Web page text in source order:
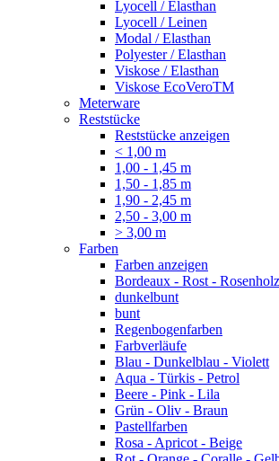
Lyocell / Elasthan
Lyocell / Leinen
Modal / Elasthan
Polyester / Elasthan
Viskose / Elasthan
Viskose EcoVeroTM
Meterware
Reststücke
Reststücke anzeigen
< 1,00 m
1,00 - 1,45 m
1,50 - 1,85 m
1,90 - 2,45 m
2,50 - 3,00 m
> 3,00 m
Farben
Farben anzeigen
Bordeaux - Rost -
dunkelbunt
bunt
Regenbogenfarben
Farbverläufe
Blau - Dunkelblau - Violett
Aqua - Türkis - Petrol
Beere - Pink - Lila
Grün - Oliv - Braun
Pastellfarben
Rosa - Apricot - Beige